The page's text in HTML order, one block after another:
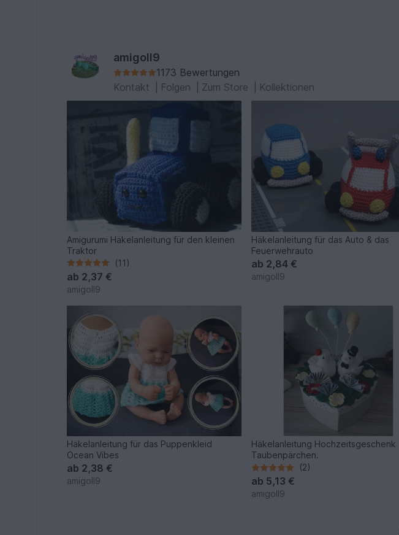
amigoll9
1173 Bewertungen
Kontakt
Folgen Zum Store Kollektionen
Amigurumi Häkelanleitung für den kleinen
Traktor
(11)
ab 2,37 €
amigoll9
Häkelanleitung für das Auto & das
Feuerwehrauto
ab 2,84 €
amigoll9
Häkelanleitung für das Puppenkleid
Ocean Vibes
ab 2,38 €
amigoll9
Häkelanleitung Hochzeitsgeschenk
Taubenpärchen.
(2)
ab 5,13 €
amigoll9